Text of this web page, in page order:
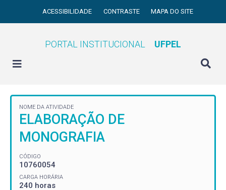
ACESSIBILIDADE CONTRASTE MAPA DO SITE
PORTAL INSTITUCIONAL UFPEL
NOME DA ATIVIDADE
ELABORAÇÃO DE
MONOGRAFIA
CÓDIGO
10760054
CARGA HORÁRIA
240 horas